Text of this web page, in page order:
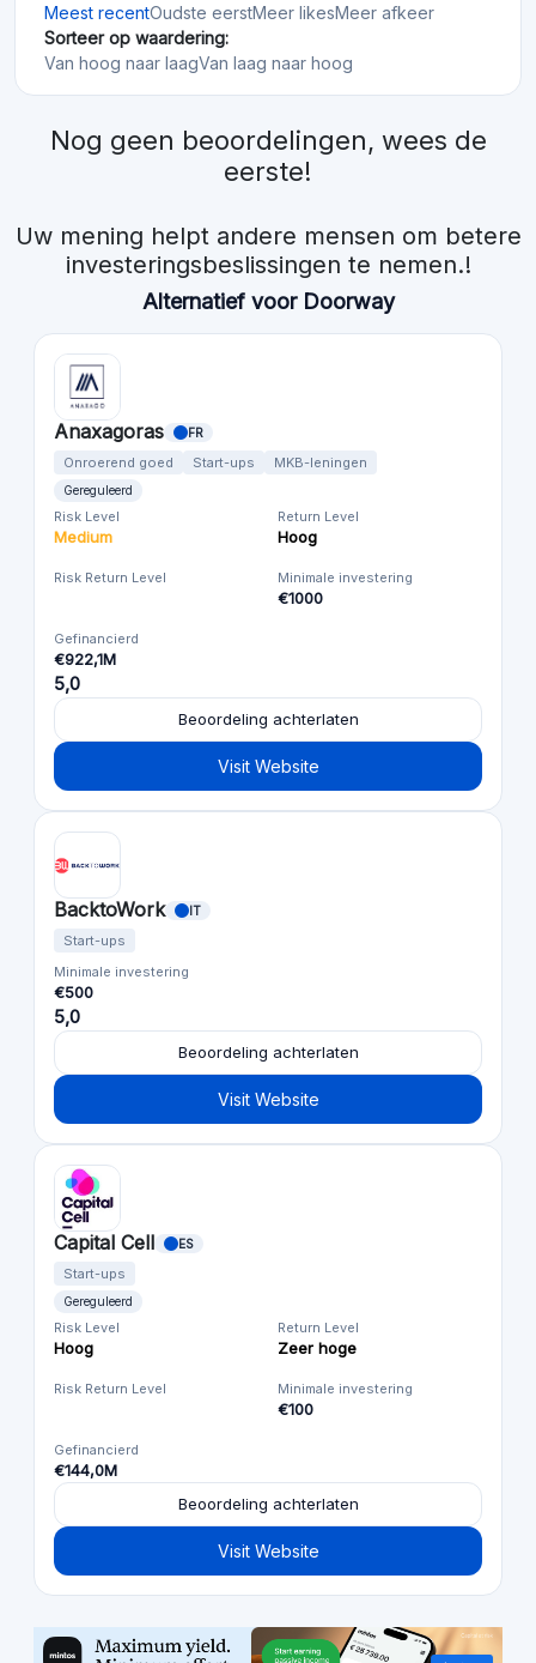
Meest recentOudste eerstMeer likesMeer afkeer
Sorteer op waardering:
Van hoog naar laagVan laag naar hoog
Nog geen beoordelingen, wees de
eerste!
Uw mening helpt andere mensen om betere
investeringsbeslissingen te nemen.!
Alternatief voor Doorway
Anaxagoras FR
Onroerend goed Start-ups MKB-leningen
Gereguleerd
Risk Level
Medium
Return Level
Hoog
Risk Return Level Minimale investering
€1000
Gefinancierd
€922,1M
5,0
Beoordeling achterlaten
Visit Website
BacktoWork IT
Start-ups
Minimale investering
€500
5,0
Beoordeling achterlaten
Visit Website
Capital Cell ES
Start-ups
Gereguleerd
Risk Level
Hoog
Return Level
Zeer hoge
Risk Return Level Minimale investering
€100
Gefinancierd
€144,0M
Beoordeling achterlaten
Visit Website